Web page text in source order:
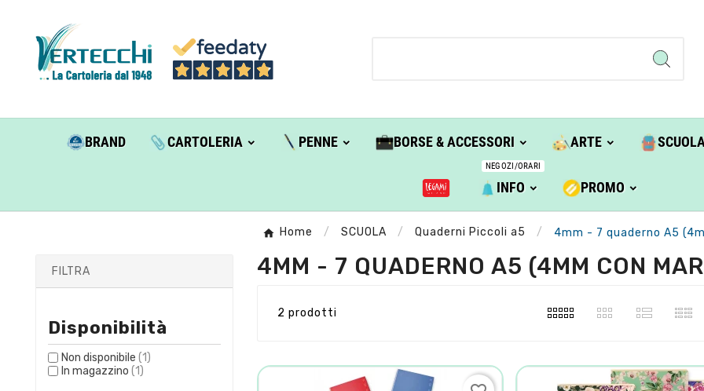
BRAND CARTOLERIA PENNE BORSE & ACCESSORI ARTE
INFO
NEGOZI/ORARI
PROMO
Home SCUOLA Quaderni Piccoli a5 4mm - 7 quaderno A5
FILTRA
Disponibilità
Non disponibile (1)
In magazzino (1)
4MM - 7 QUADERNO A5 (4MM CON
2 prodotti